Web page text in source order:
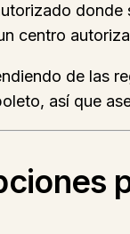
centro
de las
así que